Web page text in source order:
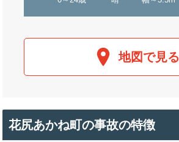
地図で見る
花尻あかね町の事故の特徴